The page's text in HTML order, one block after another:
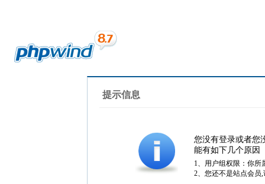
提示信息
您没有登录或者您
能有如下几个原因
1、用户组权限：你所
2、您还不是站点会员